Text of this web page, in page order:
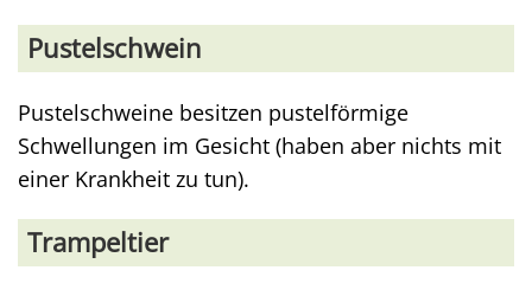
Pustelschwein
Pustelschweine besitzen pustelförmige
Schwellungen im Gesicht (haben aber nichts mit
einer Krankheit zu tun).
Trampeltier